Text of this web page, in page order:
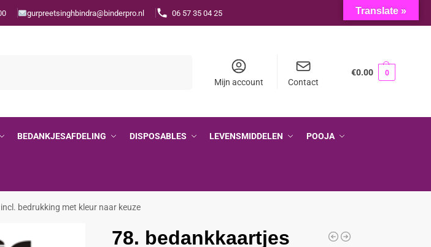
gurpreetsinghbindra@binderpro.nl 06 57 35 04 25
Mijn account Contact
€0.00 0
BEDANKJESAFDELING DISPOSABLES LEVENSMIDDELEN POOJA
bedrukking met kleur naar keuze
78. bedankkaartjes
Translate »